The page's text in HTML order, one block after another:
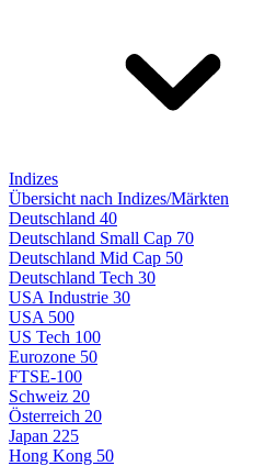
Indizes
Übersicht nach Indizes/Märkten
Deutschland 40
Deutschland Small Cap 70
Deutschland Mid Cap 50
Deutschland Tech 30
USA Industrie 30
USA 500
US Tech 100
Eurozone 50
FTSE-100
Schweiz 20
Österreich 20
Japan 225
Hong Kong 50